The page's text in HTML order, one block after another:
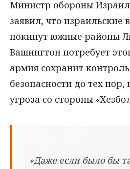
Министр обороны
заявил, что израильские
покинут южные районы
Вашингтон потребует
армия сохранит
безопасности до тех пор,
угроза со стороны
«Даже если было бы